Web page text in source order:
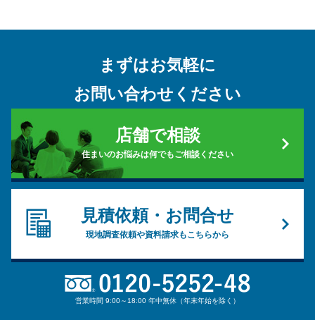
まずはお気軽に
お問い合わせください
店舗で相談
住まいのお悩みは何でもご相談ください
見積依頼・お問合せ
現地調査依頼や資料請求もこちらから
営業時間 9:00～18:00 年中無休（年末年始を除く）